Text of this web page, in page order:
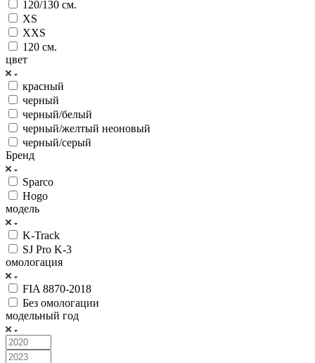
120/130 см.
XS
XXS
120 см.
цвет
красный
черный
черный/белый
черный/желтый неоновый
черный/серый
Бренд
Sparco
Hogo
модель
K-Track
SJ Pro K-3
омологация
FIA 8870-2018
Без омологации
модельный год